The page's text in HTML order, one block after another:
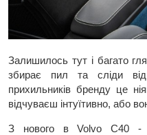
Залишилось тут і багато
збирає пил та сліди
прихильників бренду це
відчуваєш інтуїтивно, або
З нового в Volvo C40 -